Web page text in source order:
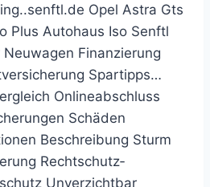
Opel Astra Gts
Plus Autohaus Iso Senftl
Finanzierung
Spartipps…
Onlineabschluss
Schäden
Beschreibung Sturm
Recht­schutz­
Unverzichtbar